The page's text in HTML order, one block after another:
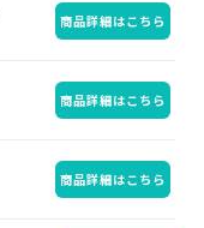
商品詳細はこちら
商品詳細はこちら
商品詳細はこちら